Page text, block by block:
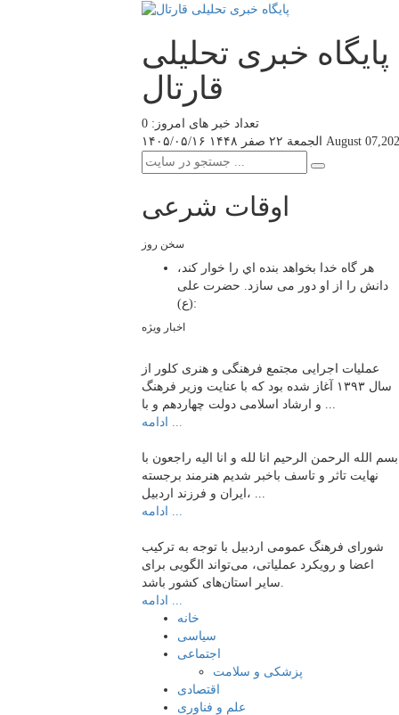
پایگاه خبری تحلیلی
قارتال
تعداد خبر های امروز: 0
۱۴۰۵/۰۵/۱۶
الجمعة ۲۲ صفر ۱۴۴۸ August
اوقات شرعی
سخن روز
هر گاه خدا بخواهد بنده اي را خوار كند،
دانش را از او دور می سازد.
حضرت علی
(ع):
اخبار ویژه
عملیات اجرایی مجتمع فرهنگی و هنری کلور از
سال ۱۳۹۳ آغاز شده بود که با عنایت وزیر فرهنگ
بسم الله الرحمن الرحیم انا لله و انا الیه راجعون با
نهایت تاثر و تاسف باخبر شدیم هنرمند برجسته
ایران و فرزند اردبیل، ...
شورای فرهنگ عمومی اردبیل با توجه به ترکیب
اعضا و رویکرد عملیاتی، می‌تواند الگویی برای
خانه
سیاسی
اجتماعی
پزشکی و سلامت
اقتصادی
علم و فناوری